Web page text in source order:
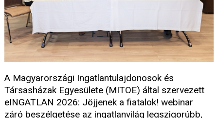
A Magyarországi Ingatlantulajdonosok és
Társasházak Egyesülete (MITOE) által szervezett
eINGATLAN 2026: Jöjjenek a fiatalok! webinar
záró beszélgetése az ingatlanvilág legszigorúbb,